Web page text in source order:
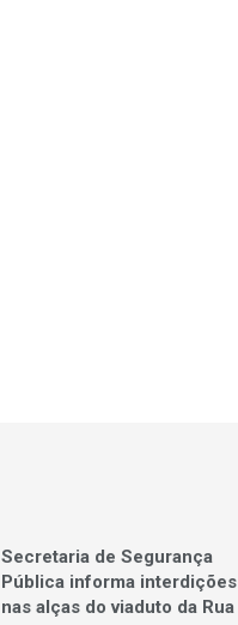
Secretaria de Segurança
Pública informa interdições
nas alças do viaduto da Rua